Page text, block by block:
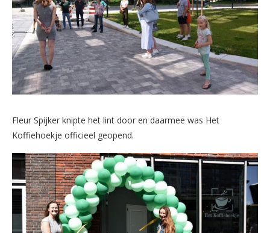
Fleur Spijker knipte het lint door en daarmee was Het
Koffiehoekje officieel geopend.